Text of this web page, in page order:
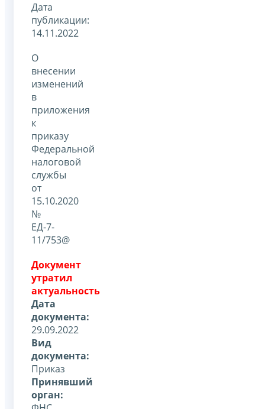
Дата
публикации:
14.11.2022
О
внесении
изменений
в
приложения
к
приказу
Федеральной
налоговой
службы
от
15.10.2020
№
ЕД-7-
11/753@
Документ
утратил
актуальность
Дата
документа:
29.09.2022
Вид
документа:
Приказ
Принявший
орган: